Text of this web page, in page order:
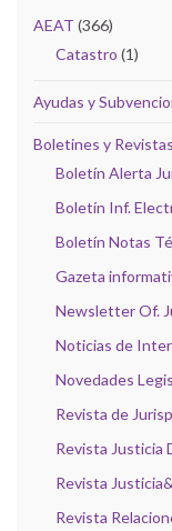
AEAT (366)
Catastro (1)
Ayudas y
Boletines y Revistas
Boletín Alerta
Boletín Inf.
Boletín Notas
Gazeta
Newsletter Of.
Noticias de
Novedades
Revista de
Revista Justicia
Revista
Revista